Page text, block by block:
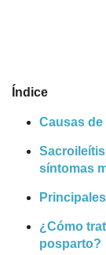
Índice
Causas
síntomas
¿Cómo
posparto?